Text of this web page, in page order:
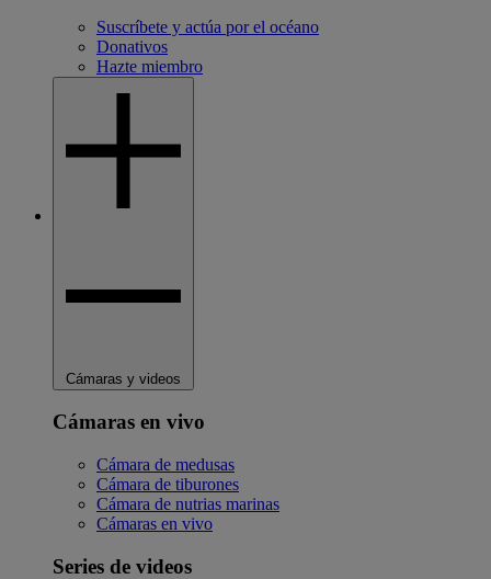
Suscríbete y actúa por el océano
Donativos
Hazte miembro
Cámaras y videos
Cámaras en vivo
Cámara de medusas
Cámara de tiburones
Cámara de nutrias marinas
Cámaras en vivo
Series de videos